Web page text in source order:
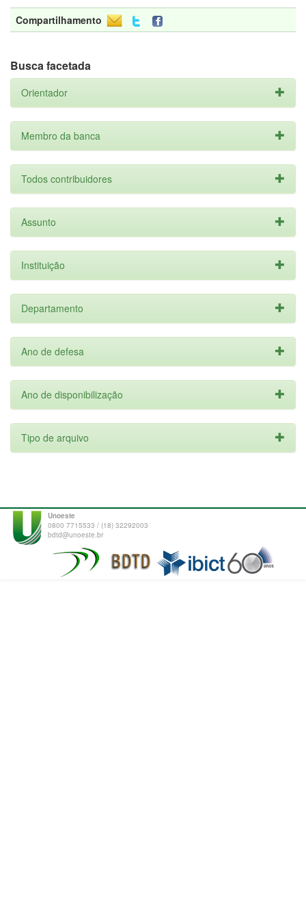
Compartilhamento
Busca facetada
Orientador
Membro da banca
Todos contribuidores
Assunto
Instituição
Departamento
Ano de defesa
Ano de disponibilização
Tipo de arquivo
Unoeste
0800 7715533 / (18) 32292003
bdtd@unoeste.br